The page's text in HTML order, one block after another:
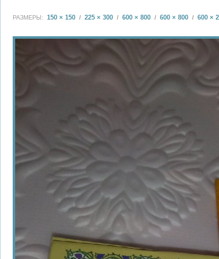
РАЗМЕРЫ: 150 × 150 / 225 × 300 / 600 × 800 / 600 × 800 / 600 ×